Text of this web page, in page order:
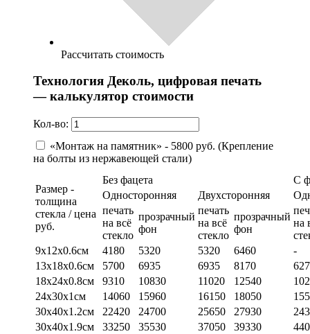
Рассчитать стоимость
Технология Деколь, цифровая печать
— калькулятор стоимости
Кол-во:
«Монтаж на памятник» - 5800 руб. (Крепление
на болты из нержавеющей стали)
Размер -
толщина
стекла / цена
руб.
Без фацета
С
Односторонняя
Двухсторонняя
печать
на всё
стекло
прозрачный
фон
печать
на всё
стекло
прозрачный
фон
на
9х12х0.6см
4180 5320 5320 6460
-
13х18х0.6см
5700 6935 6935 8170
18х24х0.8см
9310 10830 11020 12540
24х30х1см
14060 15960 16150 18050
30х40х1.2см
22420 24700 25650 27930
30х40х1.9см
33250 35530 37050 39330